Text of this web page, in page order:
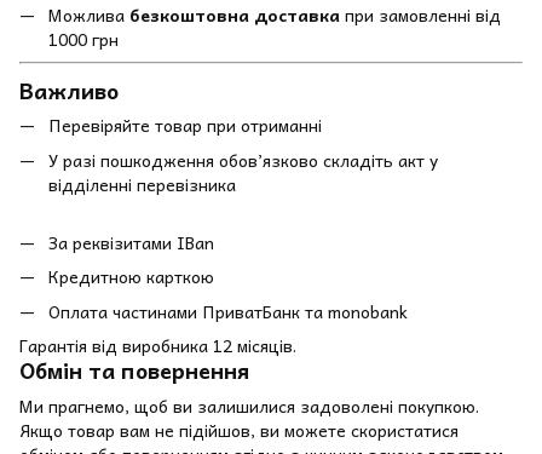
Можлива безкоштовна доставкапри замовленні від
1000 грн
Важливо
Перевіряйте товар при отриманні
У разі пошкодження обов’язково складіть акт у
відділенні перевізника
За реквізитами IBan
Кредитною карткою
Оплата частинами ПриватБанк та monobank
Гарантія від виробника 12 місяців.
Обмін та повернення
Ми прагнемо, щоб ви залишилися задоволені покупкою.
Якщо товар вам не підійшов, ви можете скористатися